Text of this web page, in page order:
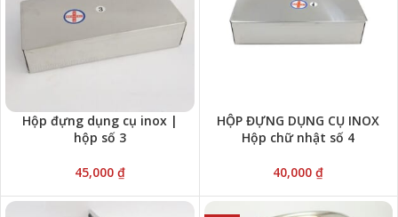
Hộp đựng dụng cụ inox |
hộp số 3
45,000 ₫
HỘP ĐỰNG DỤNG CỤ INOX
Hộp chữ nhật số 4
40,000₫